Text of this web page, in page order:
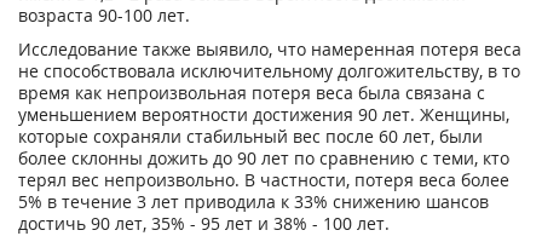
возраста 90-100 лет.
Исследование также выявило, что намеренная потеря веса
не способствовала исключительному долгожительству, в то
время как непроизвольная потеря веса была связана с
уменьшением вероятности достижения 90 лет. Женщины,
которые сохраняли стабильный вес после 60 лет, были
более склонны дожить до 90 лет по сравнению с теми, кто
терял вес непроизвольно. В частности, потеря веса более
5% в течение 3 лет приводила к 33% снижению шансов
достичь 90 лет, 35% - 95 лет и 38% - 100 лет.